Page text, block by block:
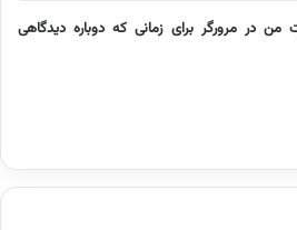
من در مرورگر برای زمانی که دوباره دیدگاهی